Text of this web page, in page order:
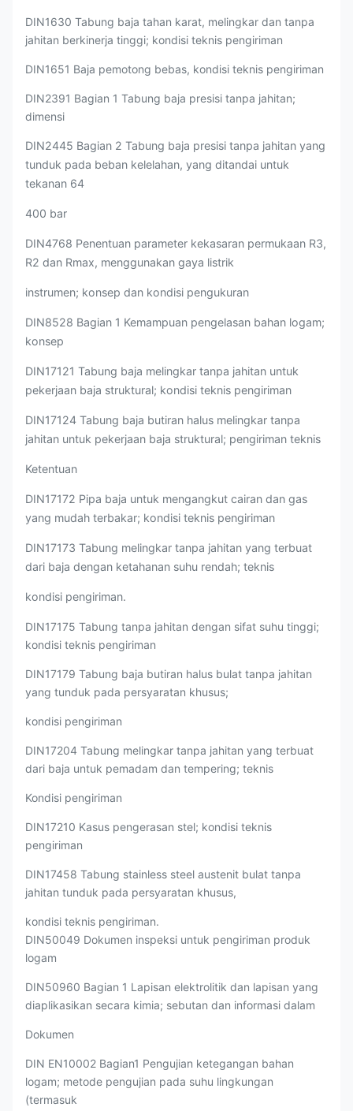
DIN1630 Tabung baja tahan karat, melingkar dan tanpa
jahitan berkinerja tinggi; kondisi teknis pengiriman
DIN1651 Baja pemotong bebas, kondisi teknis pengiriman
DIN2391 Bagian 1 Tabung baja presisi tanpa jahitan;
dimensi
DIN2445 Bagian 2 Tabung baja presisi tanpa jahitan yang
tunduk pada beban kelelahan, yang ditandai untuk
tekanan 64
400 bar
DIN4768 Penentuan parameter kekasaran permukaan R3,
R2 dan Rmax, menggunakan gaya listrik
instrumen; konsep dan kondisi pengukuran
DIN8528 Bagian 1 Kemampuan pengelasan bahan logam;
konsep
DIN17121 Tabung baja melingkar tanpa jahitan untuk
pekerjaan baja struktural; kondisi teknis pengiriman
DIN17124 Tabung baja butiran halus melingkar tanpa
jahitan untuk pekerjaan baja struktural; pengiriman teknis
Ketentuan
DIN17172 Pipa baja untuk mengangkut cairan dan gas
yang mudah terbakar; kondisi teknis pengiriman
DIN17173 Tabung melingkar tanpa jahitan yang terbuat
dari baja dengan ketahanan suhu rendah; teknis
kondisi pengiriman.
DIN17175 Tabung tanpa jahitan dengan sifat suhu tinggi;
kondisi teknis pengiriman
DIN17179 Tabung baja butiran halus bulat tanpa jahitan
yang tunduk pada persyaratan khusus;
kondisi pengiriman
DIN17204 Tabung melingkar tanpa jahitan yang terbuat
dari baja untuk pemadam dan tempering; teknis
Kondisi pengiriman
DIN17210 Kasus pengerasan stel; kondisi teknis
pengiriman
DIN17458 Tabung stainless steel austenit bulat tanpa
jahitan tunduk pada persyaratan khusus,
kondisi teknis pengiriman.
DIN50049 Dokumen inspeksi untuk pengiriman produk
logam
DIN50960 Bagian 1 Lapisan elektrolitik dan lapisan yang
diaplikasikan secara kimia; sebutan dan informasi dalam
Dokumen
DIN EN10002 Bagian1 Pengujian ketegangan bahan
logam; metode pengujian pada suhu lingkungan
(termasuk